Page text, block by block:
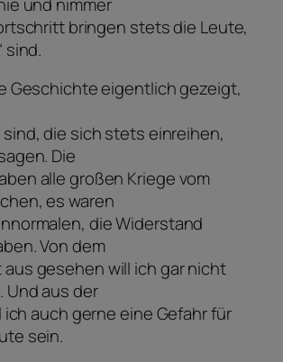
bringen stets die Leute,
sind.
Geschichte eigentlich gezeigt,
die sich stets einreihen,
Die
alle großen Kriege vom
es waren
die Widerstand
Von dem
gesehen will ich gar nicht
Und aus der
ich auch gerne eine Gefahr für
sein.